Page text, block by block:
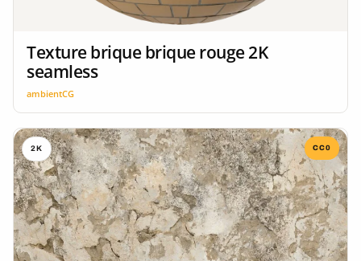
Texture brique brique rouge 2K
seamless
ambientCG
2K CC0